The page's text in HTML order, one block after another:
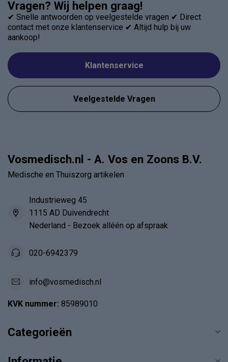
Vragen? Wij helpen graag!
✔ Snelle antwoorden op veelgestelde vragen ✔ Direct
contact met onze klantenservice ✔ Altijd hulp bij uw
aankoop!
Klantenservice
Veelgestelde Vragen
Vosmedisch.nl - A. Vos en Zoons B.V.
Medische en Thuiszorg artikelen
Industrieweg 45
1115 AD Duivendrecht
Nederland - Bezoek alléén op afspraak
020-6942379
info@vosmedisch.nl
KVK nummer: 85989010
Categorieën